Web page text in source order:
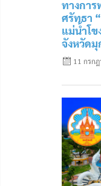
ทางการ
ศรัทธา
แม่น้ำโ
จังหวัดมุ
11 กรก